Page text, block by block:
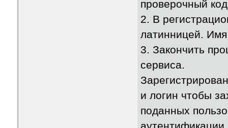
проверочный
2. В
латинницей.
3. Закончить
сервиса.
и логин чтобы
поданных